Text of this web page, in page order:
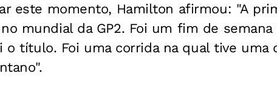
este momento, Hamilton afirmou: "A
mundial da GP2. Foi um fim de
o título. Foi uma corrida na qual tive uma